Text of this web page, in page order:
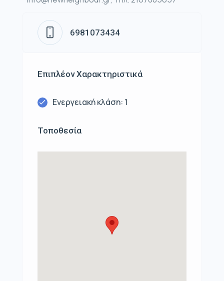
6981073434
Επιπλέον Χαρακτηριστικά
Ενεργειακή κλάση: 1
Τοποθεσία